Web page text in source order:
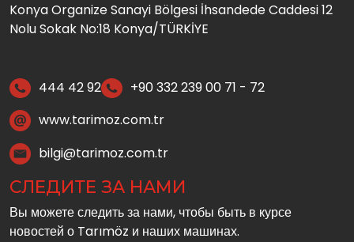
Konya Organize Sanayi Bölgesi İhsandede Caddesi 12
Nolu Sokak No:18 Konya/TÜRKİYE
444 42 92
+90 332 239 00 71 - 72
www.tarimoz.com.tr
bilgi@tarimoz.com.tr
СЛЕДИТЕ ЗА НАМИ
Вы можете следить за нами, чтобы быть в курсе
новостей о Tarımöz и наших машинах.